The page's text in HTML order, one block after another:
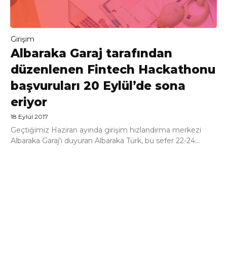
Girişim
Albaraka Garaj tarafından
düzenlenen Fintech Hackathonu
başvuruları 20 Eylül’de sona
eriyor
18 Eylül 2017
Geçtiğimiz Haziran ayında girişim hızlandırma merkezi
Albaraka Garaj'ı duyuran Albaraka Türk, bu sefer 22-24...